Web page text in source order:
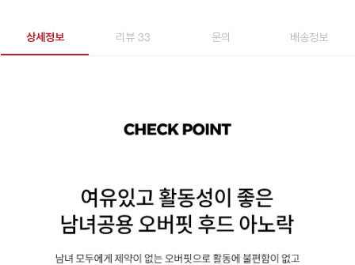
상세정보 리뷰 33 문의 배송정보